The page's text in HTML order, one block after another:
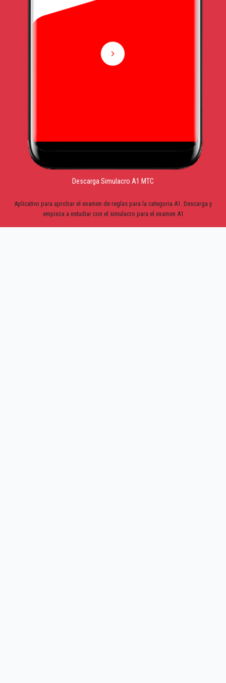
Descarga Simulacro A1 MTC
Aplicativo para aprobar el examen de reglas para la categoria A1. Descarga y
empieza a estudiar con el simulacro para el examen A1